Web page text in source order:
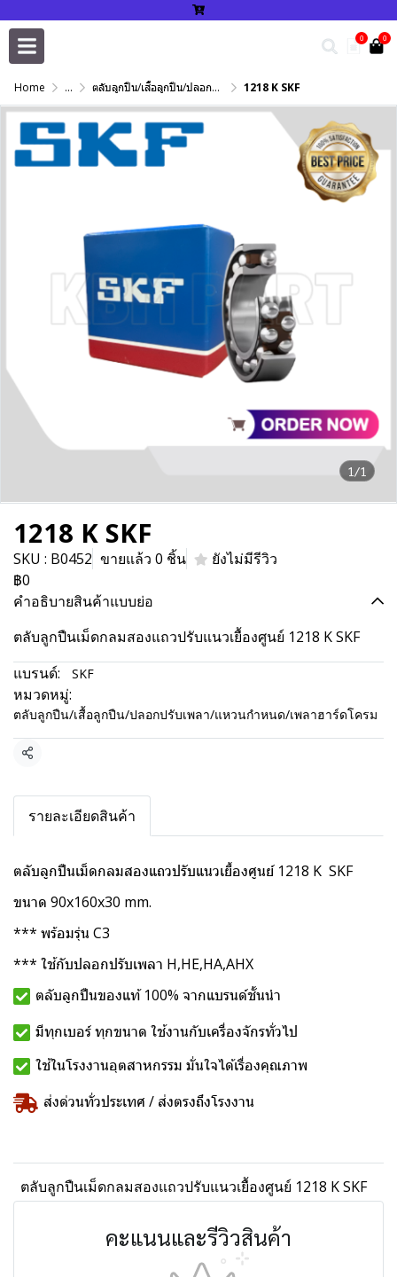
0 0
Home ... ตลับลูกปืน/เสื้อลูกปืน/ปลอกปรับเพลา/แหวนกำหนด/เพลาฮาร์ดโครม 1218 K SKF
1/1
1218 K SKF
SKU : B0452 ขายแล้ว 0 ชิ้น
ยังไม่มีรีวิว
฿0
คำอธิบายสินค้าแบบย่อ
ตลับลูกปืนเม็ดกลมสองแถวปรับแนวเยื้องศูนย์ 1218 K SKF
แบรนด์:
SKF
หมวดหมู่:
ตลับลูกปืน/เสื้อลูกปืน/ปลอกปรับเพลา/แหวนกำหนด/เพลาฮาร์ดโครม
แชร์
รายละเอียดสินค้า
ตลับลูกปืนเม็ดกลมสองแถวปรับแนวเยื้องศูนย์ 1218 K SKF
ขนาด 90x160x30 mm.
*** พร้อมรุ่น C3
*** ใช้กับปลอกปรับเพลา H,HE,HA,AHX
ตลับลูกปืนของแท้ 100% จากแบรนด์ชั้นนำ
มีทุกเบอร์ ทุกขนาด ใช้งานกับเครื่องจักรทั่วไป
ใช้ในโรงงานอุตสาหกรรม มั่นใจได้เรื่องคุณภาพ
ส่งด่วนทั่วประเทศ / ส่งตรงถึงโรงงาน
ตลับลูกปืนเม็ดกลมสองแถวปรับแนวเยื้องศูนย์ 1218 K SKF
คะแนนและรีวิวสินค้า